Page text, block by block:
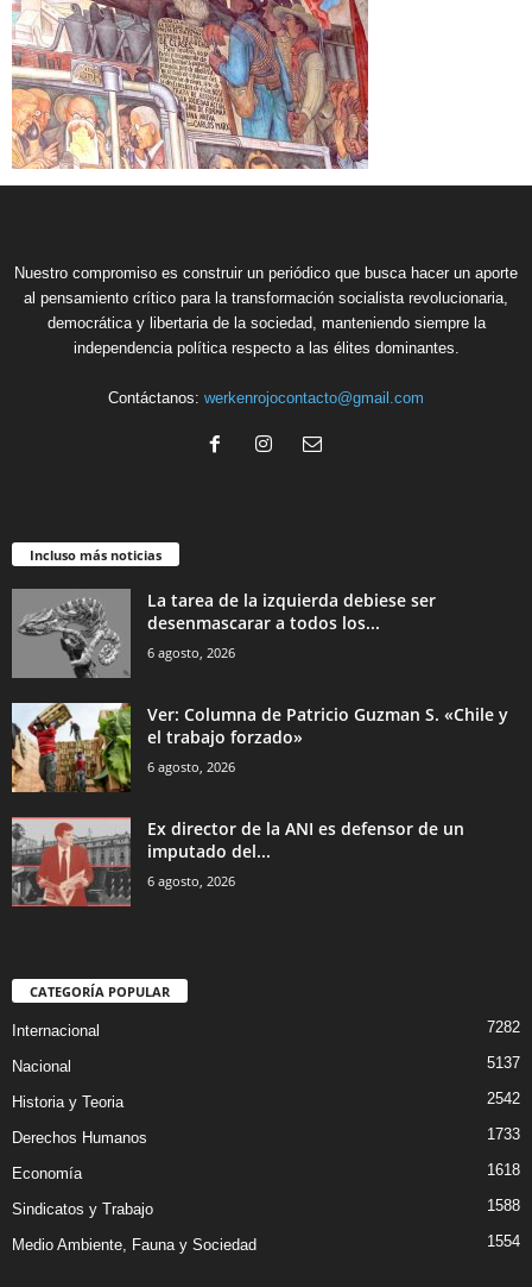
Nuestro compromiso es construir un periódico que busca hacer un aporte
al pensamiento crítico para la transformación socialista revolucionaria,
democrática y libertaria de la sociedad, manteniendo siempre la
independencia política respecto a las élites dominantes.
Contáctanos: werkenrojocontacto@gmail.com
Incluso más noticias
La tarea de la izquierda debiese ser
desenmascarar a todos los...
6 agosto, 2026
Ver: Columna de Patricio Guzman S. «Chile y
el trabajo forzado»
6 agosto, 2026
Ex director de la ANI es defensor de un
imputado del...
6 agosto, 2026
CATEGORÍA POPULAR
Internacional 7282
Nacional 5137
Historia y Teoria 2542
Derechos Humanos 1733
Economía 1618
Sindicatos y Trabajo 1588
Medio Ambiente, Fauna y Sociedad 1554